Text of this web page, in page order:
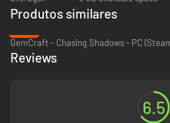
Produtos similares
GemCraft - Chasing Shadows - PC
Reviews
6.5